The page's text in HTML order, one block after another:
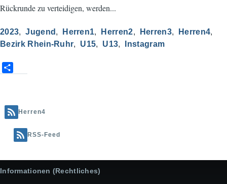
Rückrunde zu verteidigen, werden...
2023 Jugend Herren1 Herren2 Herren3
Herren4
Bezirk Rhein-Ruhr
U15 U13 Instagram
e Herren4
RSS-Feed
Informationen (Rechtliches)